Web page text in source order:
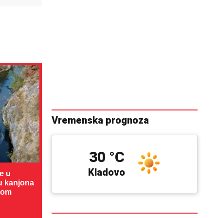
u
kanjona
Vremenska prognoza
Kladovo
30 °C